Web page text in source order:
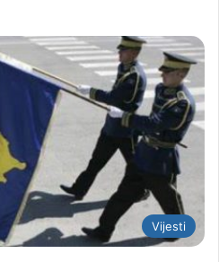
Vijesti